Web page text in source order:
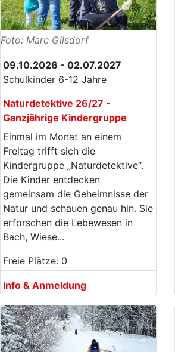
Foto: Marc Gilsdorf
09.10.2026 - 02.07.2027
Schulkinder 6-12 Jahre
Naturdetektive 26/27 -
Ganzjährige Kindergruppe
Einmal im Monat an einem
Freitag trifft sich die
Kindergruppe „Naturdetektive“.
Die Kinder entdecken
gemeinsam die Geheimnisse der
Natur und schauen genau hin. Sie
erforschen die Lebewesen in
Bach, Wiese...
Freie Plätze: 0
Info & Anmeldung